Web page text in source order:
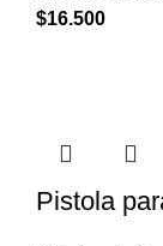
$16.500
Pistola